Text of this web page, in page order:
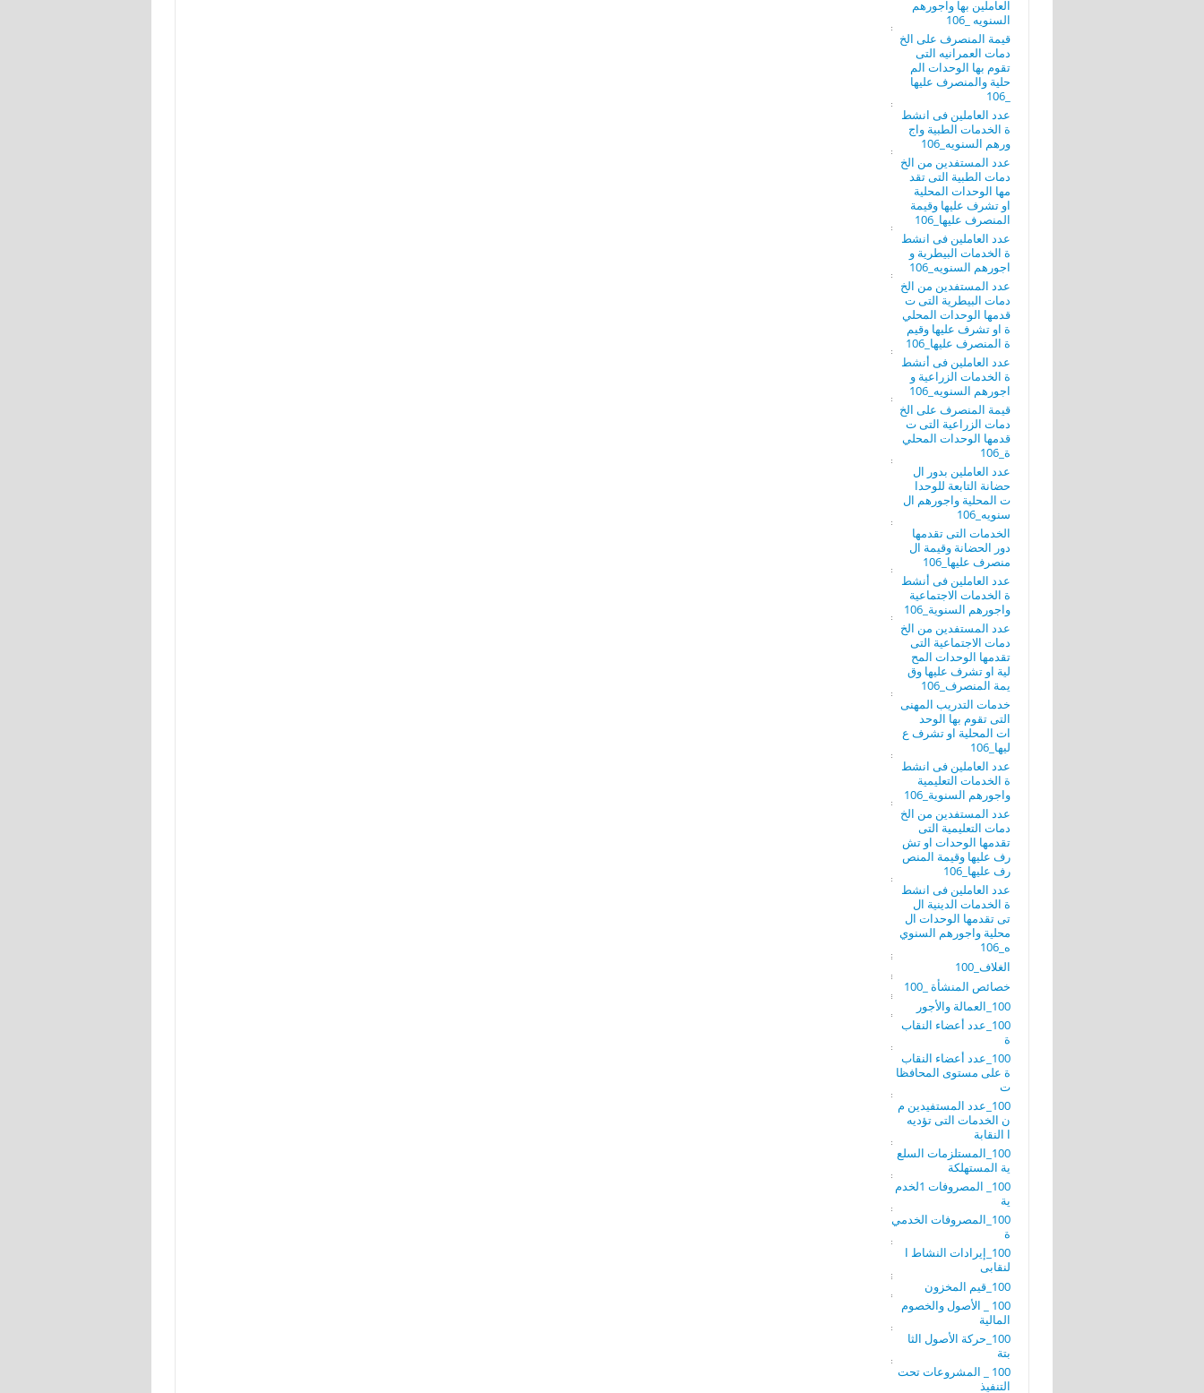
العاملين بها واجورهم
السنويه _106
قيمة المنصرف على الخ
دمات العمرانيه التى
تقوم بها الوحدات الم
حلية والمنصرف عليها
عدد العاملين فى انشط
ة الخدمات الطبية واج
ورهم السنويه_106
عدد المستفدين من الخ
دمات الطبية التى تقد
مها الوحدات المحلية
او تشرف عليها وقيمة
المنصرف عليها_106
عدد العاملين فى انشط
ة الخدمات البيطرية و
اجورهم السنويه_106
عدد المستفدين من الخ
دمات البيطرية التى ت
قدمها الوحدات المحلي
ة او تشرف عليها وقيم
ة المنصرف عليها_106
عدد العاملين فى أنشط
ة الخدمات الزراعية و
اجورهم السنويه_106
قيمة المنصرف على الخ
دمات الزراعية التى ت
قدمها الوحدات المحلي
ة_106
عدد العاملين بدور ال
حضانة التابعة للوحدا
ت المحلية واجورهم ال
سنويه_106
الخدمات التى تقدمها
دور الحضانة وقيمة ال
منصرف عليها_106
عدد العاملين فى أنشط
ة الخدمات الاجتماعية
واجورهم السنوية_106
عدد المستفدين من الخ
دمات الاجتماعية التى
تقدمها الوحدات المح
لية او تشرف عليها وق
يمة المنصرف_106
خدمات التدريب المهنى
التى تقوم بها الوحد
ات المحلية او تشرف ع
ليها_106
عدد العاملين فى انشط
ة الخدمات التعليمية
واجورهم السنوية_106
عدد المستفدين من الخ
دمات التعليمية التى
تقدمها الوحدات او تش
رف عليها وقيمة المنص
رف عليها_106
عدد العاملين فى انشط
ة الخدمات الدينية ال
تى تقدمها الوحدات ال
محلية واجورهم السنوي
ه_106
الغلاف_100
خصائص المنشأة _100
100_العمالة والأجور
100_عدد أعضاء النقاب
ة
100_عدد أعضاء النقاب
ة على مستوى المحافظا
ت
100_عدد المستفيدين م
ن الخدمات التى تؤديه
ا النقابة
100_المستلزمات السلع
ية المستهلكة
100_ المصروفات 1لخدم
ية
100_المصروفات الخدمي
ة
100_إيرادات النشاط ا
لنقابى
100_قيم المخزون
100 _ الأصول والخصوم
المالية
100_حركة الأصول الثا
بتة
100 _ المشروعات تحت
التنفيذ